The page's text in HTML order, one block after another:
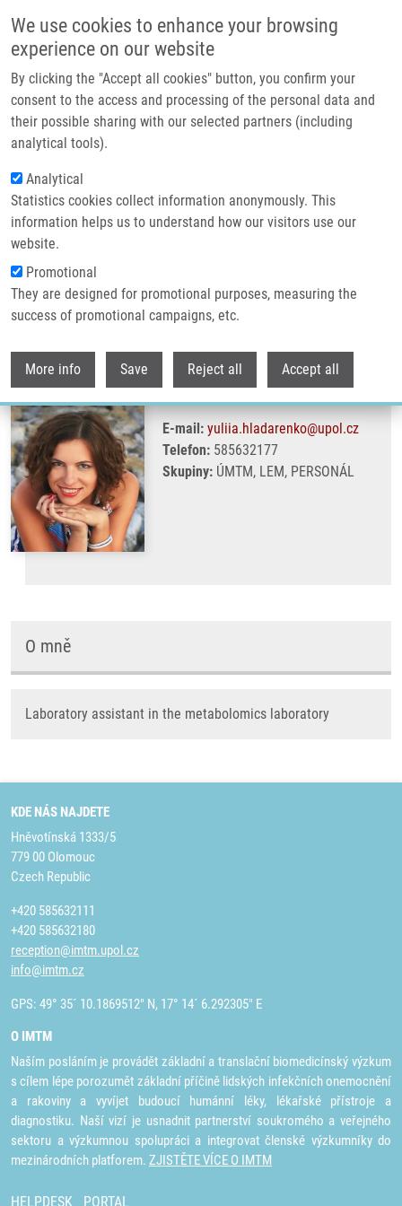
We use cookies to enhance your browsing
experience on our website
By clicking the "Accept all cookies" button, you confirm your
consent to the access and processing of the personal data and
their possible sharing with our selected partners (including
analytical tools).
Analytical
Statistics cookies collect information anonymously. This
information helps us to understand how our visitors use our
website.
Promotional
They are designed for promotional purposes, measuring the
success of promotional campaigns, etc.
More info Save Reject all Accept all
Header image
Drobečková navigace
Domů Hladarenko Yuliia
Hladarenko Yuliia
E-mail: yuliia.hladarenko@upol.cz
Telefon: 585632177
Skupiny: ÚMTM, LEM, PERSONÁL
O mně
Laboratory assistant in the metabolomics laboratory
KDE NÁS NAJDETE
Hněvotínská 1333/5
779 00 Olomouc
Czech Republic
+420 585632111
+420 585632180
reception@imtm.upol.cz
info@imtm.cz
GPS: 49° 35´ 10.1869512" N, 17° 14´ 6.292305" E
O IMTM
Naším posláním je provádět základní a translační biomedicínský výzkum
s cílem lépe porozumět základní příčině lidských infekčních onemocnění
a rakoviny a vyvíjet budoucí humánní léky, lékařské přístroje a
diagnostiku. Naší vizí je usnadnit partnerství soukromého a veřejného
sektoru a výzkumnou spolupráci a integrovat členské výzkumníky do
mezinárodních platforem. ZJISTĚTE VÍCE O IMTM
HELPDESK PORTAL